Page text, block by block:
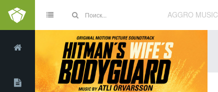
AGGRO MUSIC